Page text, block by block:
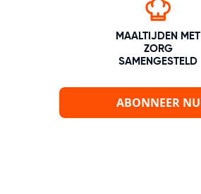
MAALTIJDEN MET
ZORG
SAMENGESTELD
ABONNEER NU